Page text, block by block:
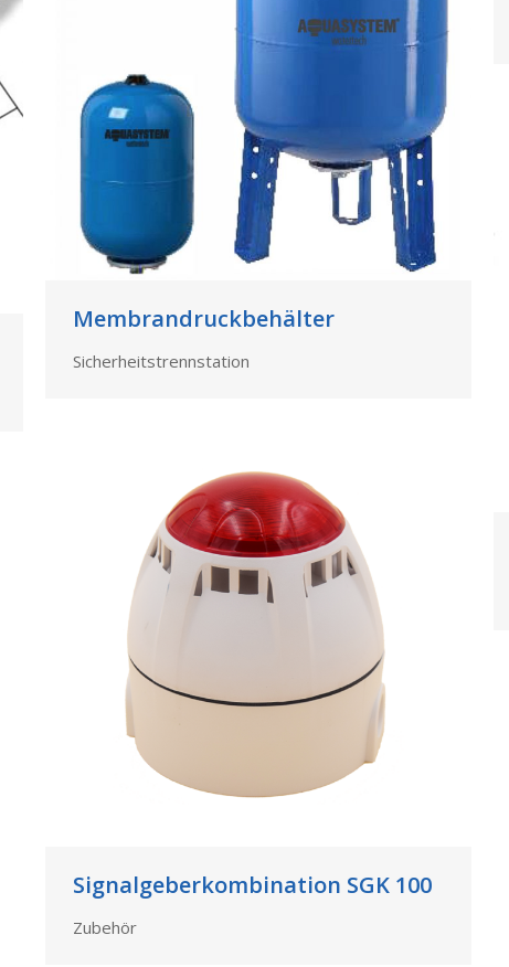
Membrandruckbehälter
Sicherheitstrennstation
Signalgeberkombination SGK 100
Zubehör